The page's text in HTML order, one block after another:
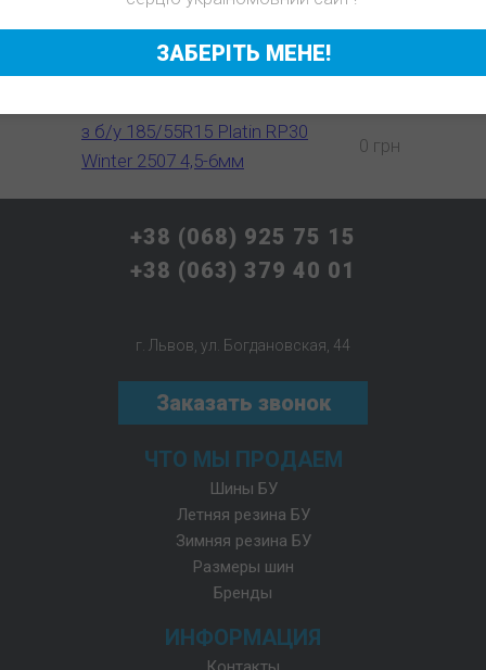
Цены на шины б/у Platin
з б/у 185/55R15 Platin RP30
Winter 2507 4,5-6мм
0 грн
+38 (068) 925 75 15
+38 (063) 379 40 01
г. Львов, ул. Богдановская, 44
Заказать звонок
ЧТО МЫ ПРОДАЕМ
Шины БУ
Летняя резина БУ
Зимняя резина БУ
Размеры шин
Бренды
ИНФОРМАЦИЯ
ЗАБЕРІТЬ МЕНЕ!